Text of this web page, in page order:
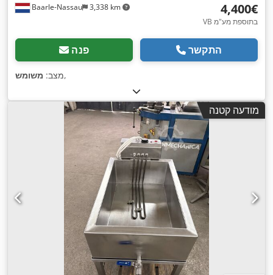
Baarle-Nassau 3,338 km ‏4,400 ‏€
VB בתוספת מע"מ
פנה התקשר
מצב: משומש ,
מודעה קטנה